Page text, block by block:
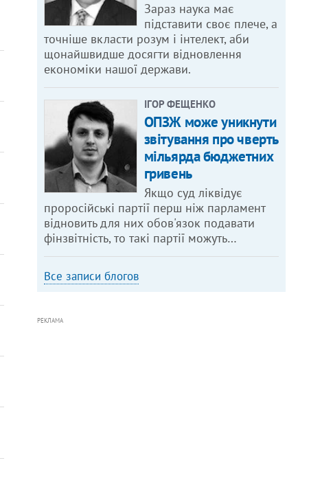
Зараз наука має
підставити своє плече, а
точніше вкласти розум і інтелект, аби
щонайшвидше досягти відновлення
економіки нашої держави.
ІГОР ФЕЩЕНКО
ОПЗЖ може уникнути
звітування про чверть
мільярда бюджетних
гривень
Якщо суд ліквідує
проросійські партії перш ніж парламент
відновить для них обов'язок подавати
фінзвітність, то такі партії можуть…
Все записи блогов
РЕКЛАМА